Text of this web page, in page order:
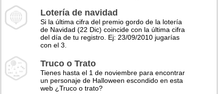
Lotería de navidad
Si la última cifra del premio gordo de la lotería
de Navidad (22 Dic) coincide con la última cifra
del día de tu registro. Ej: 23/09/2010 jugarías
con el 3.
Truco o Trato
Tienes hasta el 1 de noviembre para encontrar
un personaje de Halloween escondido en esta
web ¿Truco o trato?